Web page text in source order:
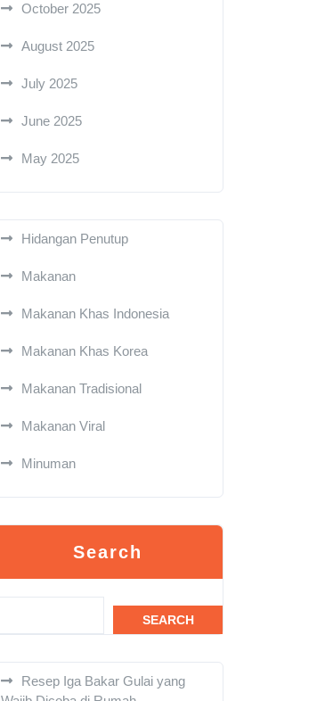
October 2025
August 2025
July 2025
June 2025
May 2025
Hidangan Penutup
Makanan
Makanan Khas Indonesia
Makanan Khas Korea
Makanan Tradisional
Makanan Viral
Minuman
Search
SEARCH
Resep Iga Bakar Gulai yang